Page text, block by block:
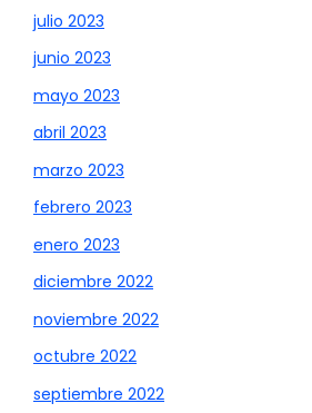
julio 2023
junio 2023
mayo 2023
abril 2023
marzo 2023
febrero 2023
enero 2023
diciembre 2022
noviembre 2022
octubre 2022
septiembre 2022